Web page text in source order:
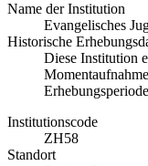
Name der Institution
Evangelisches
Historische
Diese Institution
Institutionscode
ZH58
Standort